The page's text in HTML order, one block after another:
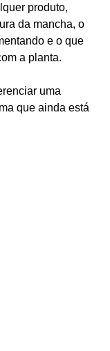
produto,
da mancha, o
e o que
a planta.
uma
que ainda está